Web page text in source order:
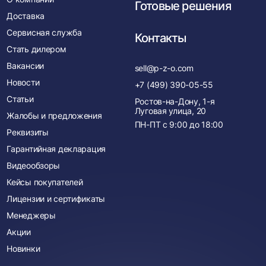
Доставка
Сервисная служба
Стать дилером
Вакансии
Новости
Статьи
Жалобы и предложения
Реквизиты
Гарантийная декларация
Видеообзоры
Кейсы покупателей
Лицензии и сертификаты
Менеджеры
Акции
Новинки
Готовые решения
Контакты
sell@p-z-o.com
+7 (499) 390-05-55
Ростов-на-Дону, 1-я
Луговая улица, 20
ПН-ПТ с 9:00 до 18:00